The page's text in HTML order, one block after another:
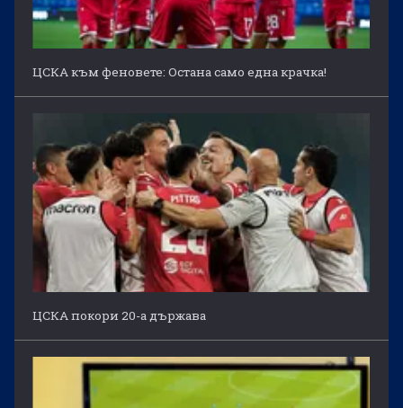
ЦСКА към феновете: Остана само една крачка!
ЦСКА покори 20-а държава